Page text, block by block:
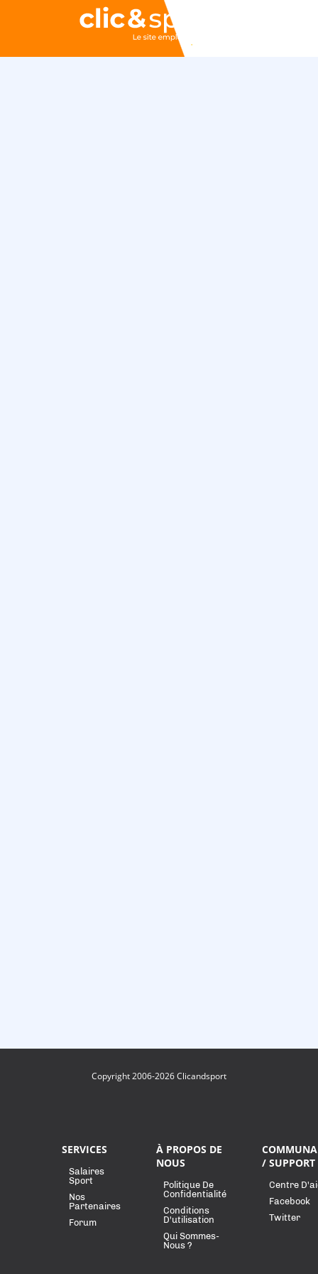
Copyright 2006-2026 Clicandsport
SERVICES
Salaires
Sport
Nos
Partenaires
Forum
À PROPOS DE
NOUS
Politique De
Confidentialité
Conditions
D'utilisation
Qui Sommes-
Nous ?
/ SUPPORT
Centre
Facebook
Twitter